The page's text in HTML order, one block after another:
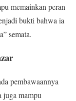
memainkan peran
bukti bahwa ia
semata.
pembawaannya
juga mampu